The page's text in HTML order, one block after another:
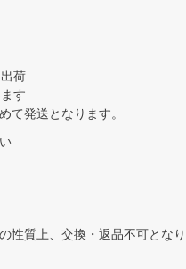
荷
す
て発送となります。
性質上、交換・返品不可となり